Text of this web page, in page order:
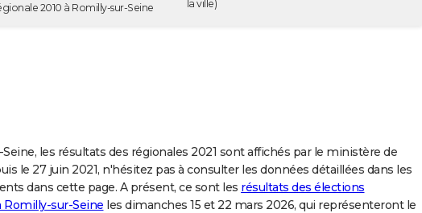
2010 à Romilly-sur-Seine
la ville)
les résultats des régionales 2021 sont affichés par le ministère de
le 27 juin 2021, n'hésitez pas à consulter les données détaillées dans les
dans cette page. A présent, ce sont les résultats des élections
Romilly-sur-Seine les dimanches 15 et 22 mars 2026, qui représenteront le